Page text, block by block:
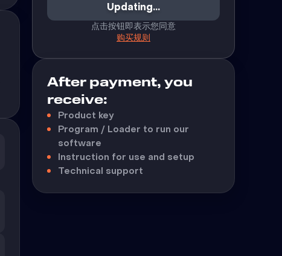
Updating...
点击按钮即表示您同意
购买规则
After payment, you
receive:
Product key
Program / Loader to run our
software
Instruction for use and setup
Technical support